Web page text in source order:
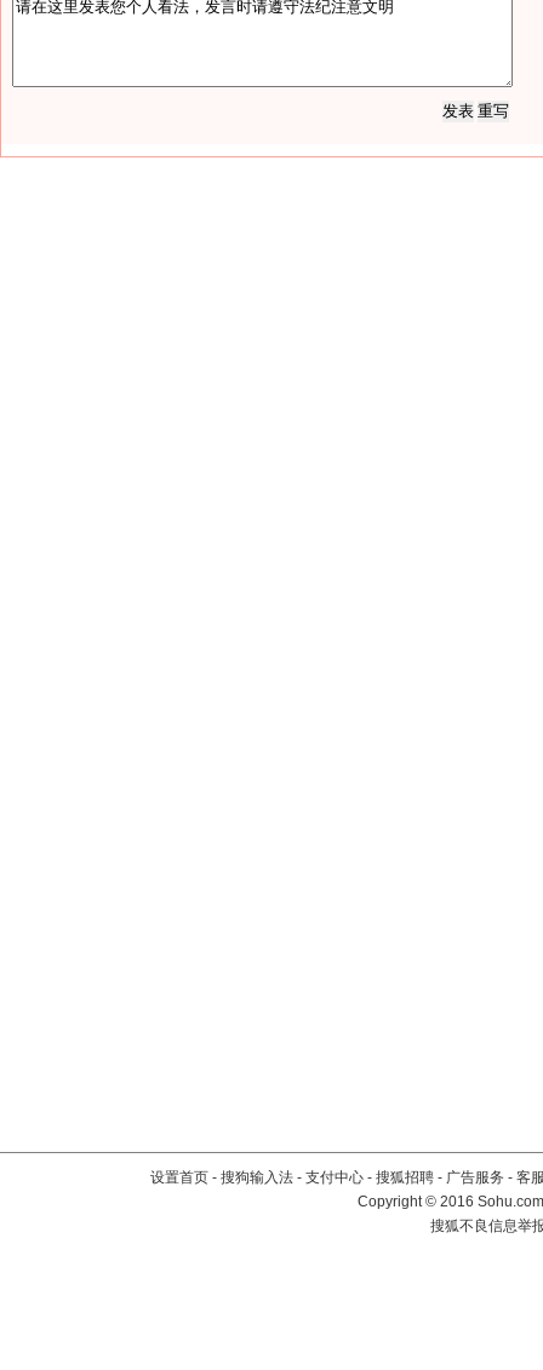
设置首页 - 搜狗输入法 - 支付中心 - 搜狐招聘 - 广告服务 - 客
Copyright©2016
搜狐不良信息举